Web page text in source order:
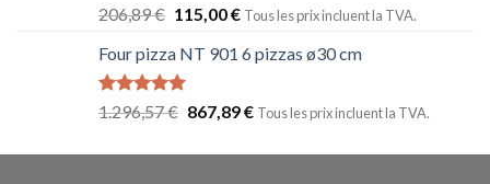
Note5.00
sur 5
206,89€ 115,00€ Tous les prix incluent la TVA.
Four pizza NT 901 6 pizzas ø30 cm
Note 5.00
1.296,57€ 867,89€ Tous les prix incluent la TVA.